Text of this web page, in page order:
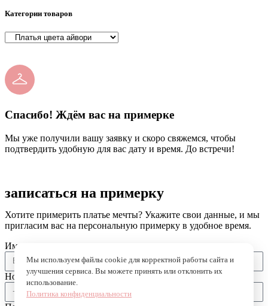
Категории товаров
Спасибо! Ждём вас на примерке
Мы уже получили вашу заявку и скоро свяжемся, чтобы
подтвердить удобную для вас дату и время. До встречи!
записаться на примерку
Хотите примерить платье мечты? Укажите свои данные, и мы
пригласим вас на персональную примерку в удобное время.
Имя
Номер телефона
Мы используем файлы cookie для корректной работы сайта и
улучшения сервиса. Вы можете принять или отклонить их
использование.
Политика конфиденциальности